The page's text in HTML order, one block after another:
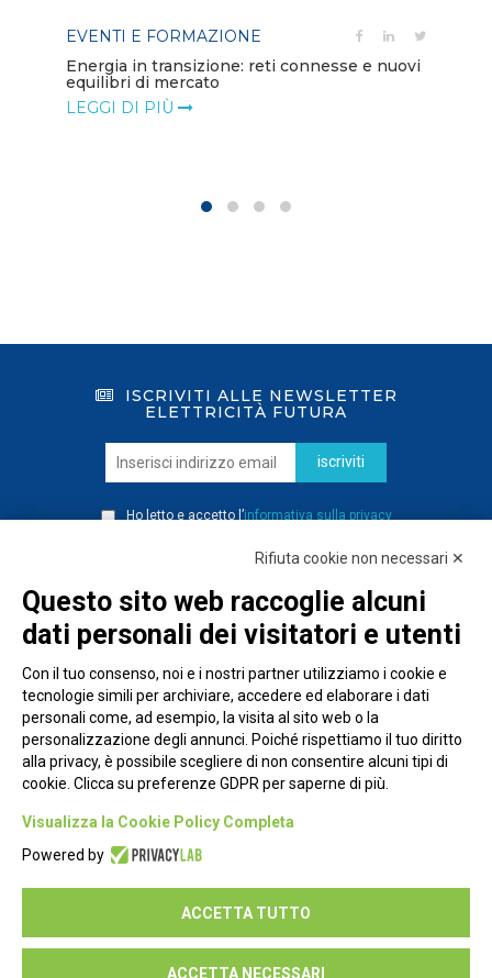
EVENTI E FORMAZIONE
Energia in transizione: reti connesse e nuovi
equilibri di mercato
LEGGI DI PIÙ
ISCRIVITI ALLE NEWSLETTER
ELETTRICITÀ FUTURA
iscriviti
Ho letto e accetto l’informativa sulla privacy
Piazza Alessandria, 24 - 00198 Roma
Privacy Policy
Seguici su:
Rifiuta cookie non necessari ✕
Questo sito web raccoglie alcuni
dati personali dei visitatori e utenti
Con il tuo consenso, noi e i nostri partner utilizziamo i cookie e
tecnologie simili per archiviare, accedere ed elaborare i dati
personali come, ad esempio, la visita al sito web o la
personalizzazione degli annunci. Poiché rispettiamo il tuo diritto
alla privacy, è possibile scegliere di non consentire alcuni tipi di
cookie. Clicca su preferenze GDPR per saperne di più.
Visualizza la Cookie Policy Completa
Powered by
ACCETTA TUTTO
ACCETTA NECESSARI